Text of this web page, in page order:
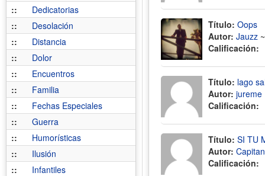
::
Dedicatorias
::
Desolación
::
Distancia
::
Dolor
::
Encuentros
::
Familia
::
Fechas Especiales
::
Guerra
::
Humorísticas
::
Ilusión
::
Infantiles
Título: Oops
Autor: Jauzz
Calificación:
Título: lago
Autor: jureme
Calificación:
Título: SI TU
Autor:
Calificación: